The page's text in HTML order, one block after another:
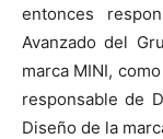
entonces
Avanzado del
marca MINI,
responsable de
Diseño de la